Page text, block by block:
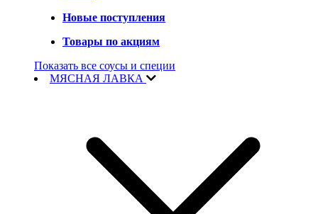
Новые поступления
Товары по акциям
Показать все соусы и специи
МЯСНАЯ ЛАВКА